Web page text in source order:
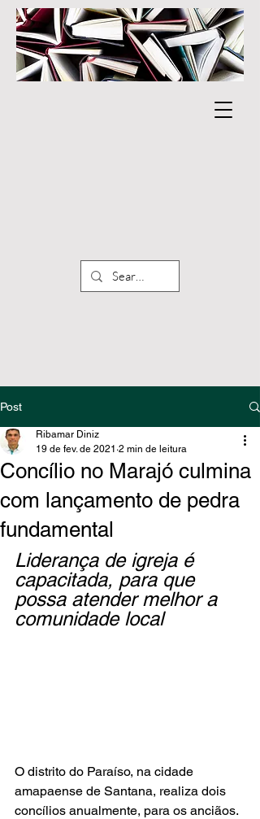
Post
Concílio no Marajó culmina
com lançamento de pedra
fundamental
Ribamar Diniz
19 de fev. de 2021 2 min de leitura
Liderança de igreja é
capacitada, para que
possa atender melhor a
comunidade local
O distrito do Paraíso, na cidade
amapaense de Santana, realiza dois
concílios anualmente, para os anciãos.